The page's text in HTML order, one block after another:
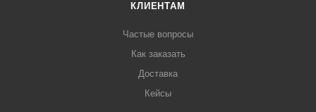
КЛИЕНТАМ
Частые вопросы
Как заказать
Доставка
Кейсы